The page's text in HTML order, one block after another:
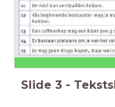
Slide 3 -